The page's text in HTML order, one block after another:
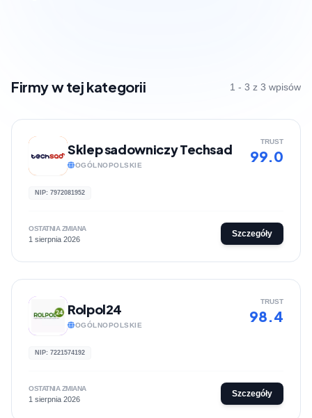
Firmy w tej kategorii 1 - 3 z 3 wpisów
Sklep sadowniczy Techsad
OGÓLNOPOLSKIE
TRUST
99.0
NIP: 7972081952
OSTATNIA ZMIANA
1 sierpnia 2026
Szczegóły
Rolpol24
OGÓLNOPOLSKIE
TRUST
98.4
NIP: 7221574192
OSTATNIA ZMIANA
1 sierpnia 2026
Szczegóły